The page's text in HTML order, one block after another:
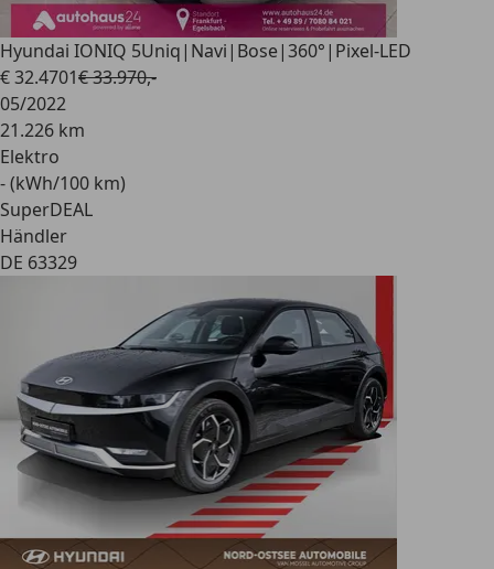
Hyundai IONIQ 5Uniq|Navi|Bose|360°|Pixel-LED
€ 32.4701€ 33.970,-
05/2022
21.226 km
Elektro
- (kWh/100 km)
SuperDEAL
Händler
DE 63329